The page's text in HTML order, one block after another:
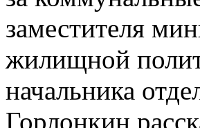
заместителя
жилищной
начальника
Горлонкин